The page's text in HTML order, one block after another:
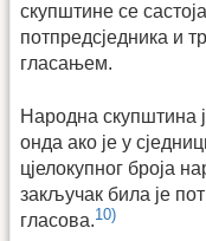
скупштине се
потпредсједника и
гласањем.
Народна скупштина
онда ако је у
цјелокупног броја
закључак била је
гласова.10)